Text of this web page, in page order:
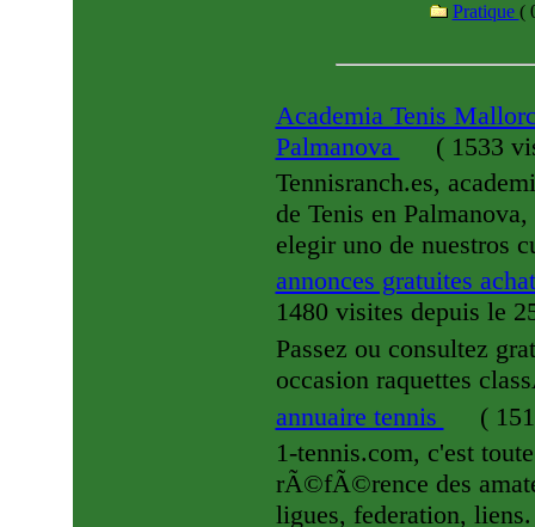
Pratique (
Academia Tenis
Palmanova
(1533
Tennisranch.es,
de Tenis en
elegir uno de nuestros
annonces gratuites
1480 visites depuis le
Passez ou consultez
occasion raquettes
annuaire tennis
(
1-tennis.com, c'est
rÃ©fÃ©rence des
ligues, federation,